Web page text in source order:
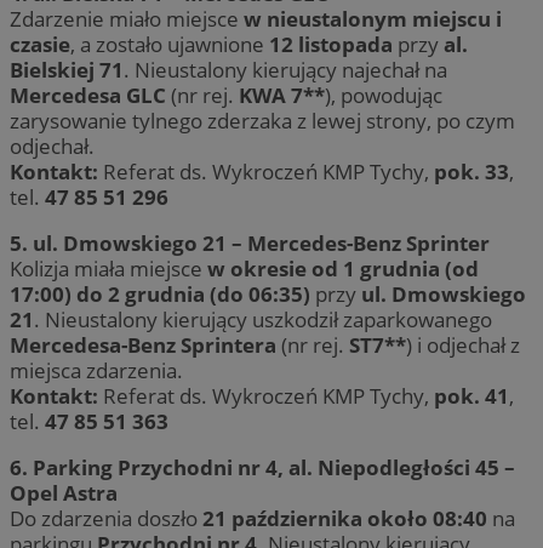
Zdarzenie miało miejsce w nieustalonym miejscu i
czasie, a zostało ujawnione 12 listopada przy al.
Bielskiej 71. Nieustalony kierujący najechał na
Mercedesa GLC (nr rej. KWA 7**), powodując
zarysowanie tylnego zderzaka z lewej strony, po czym
odjechał.
Kontakt: Referat ds. Wykroczeń KMP Tychy, pok. 33,
tel. 47 85 51 296
5. ul. Dmowskiego 21 – Mercedes-Benz Sprinter
Kolizja miała miejsce w okresie od 1 grudnia (od
17:00) do 2 grudnia (do 06:35) przy ul. Dmowskiego
21. Nieustalony kierujący uszkodził zaparkowanego
Mercedesa-Benz Sprintera (nr rej. ST7**) i odjechał z
miejsca zdarzenia.
Kontakt: Referat ds. Wykroczeń KMP Tychy, pok. 41,
tel. 47 85 51 363
6. Parking Przychodni nr 4, al. Niepodległości 45 –
Opel Astra
Do zdarzenia doszło21 października około 08:40 na